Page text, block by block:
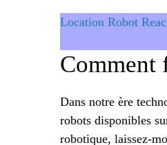
Location Robot
Comment
Dans notre ère
robots disponibles
robotique, laissez-